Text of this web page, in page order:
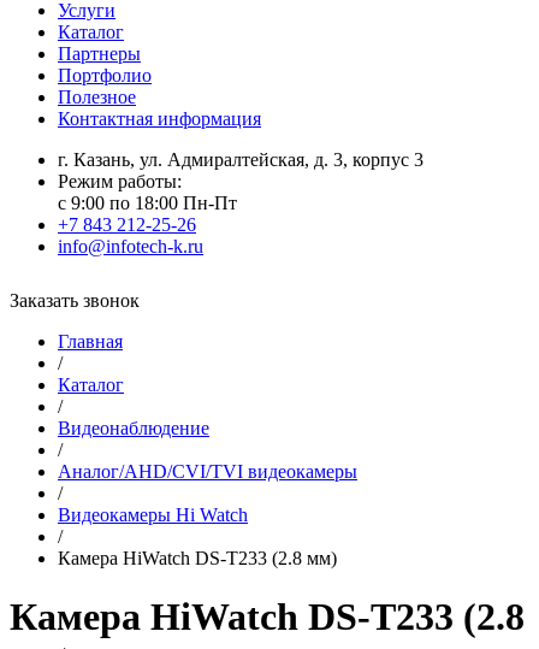
Услуги
Каталог
Партнеры
Портфолио
Полезное
Контактная информация
г. Казань, ул. Адмиралтейская, д. 3, корпус 3
Режим работы:
с 9:00 по 18:00 Пн-Пт
+7 843 212-25-26
info@infotech-k.ru
Заказать звонок
Главная
/
Каталог
/
Видеонаблюдение
/
Аналог/AHD/CVI/TVI видеокамеры
/
Видеокамеры Hi Watch
/
Камера HiWatch DS-T233 (2.8 мм)
Камера HiWatch DS-T233 (2.8